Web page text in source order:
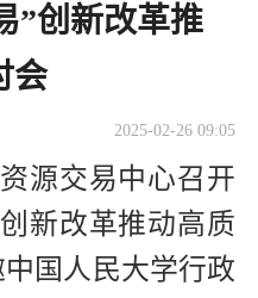
”创新改革推
会
2025-02-26 09:05
源交易中心召开
新改革推动高质
国人民大学行政